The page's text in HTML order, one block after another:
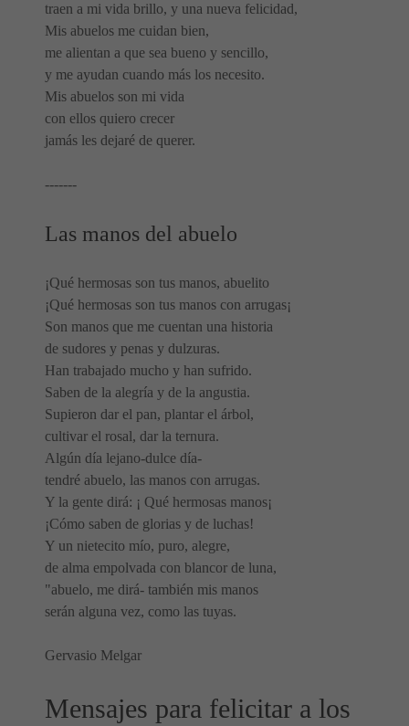
traen a mi vida brillo, y una nueva felicidad,
Mis abuelos me cuidan bien,
me alientan a que sea bueno y sencillo,
y me ayudan cuando más los necesito.
Mis abuelos son mi vida
con ellos quiero crecer
jamás les dejaré de querer.
-------
Las manos del abuelo
¡Qué hermosas son tus manos, abuelito
¡Qué hermosas son tus manos con arrugas¡
Son manos que me cuentan una historia
de sudores y penas y dulzuras.
Han trabajado mucho y han sufrido.
Saben de la alegría y de la angustia.
Supieron dar el pan, plantar el árbol,
cultivar el rosal, dar la ternura.
Algún día lejano-dulce día-
tendré abuelo, las manos con arrugas.
Y la gente dirá: ¡ Qué hermosas manos¡
¡Cómo saben de glorias y de luchas!
Y un nietecito mío, puro, alegre,
de alma empolvada con blancor de luna,
"abuelo, me dirá- también mis manos
serán alguna vez, como las tuyas.
Gervasio Melgar
Mensajes para felicitar a los